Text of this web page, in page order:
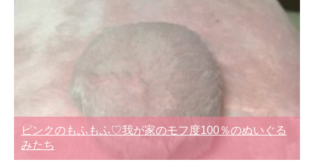
ピンクのもふもふ♡我が家のモフ度100％のぬいぐる
みたち